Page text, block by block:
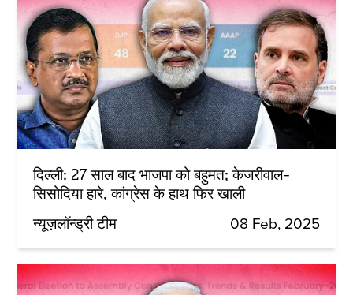
दिल्ली: 27 साल बाद भाजपा को बहुमत; केजरीवाल-
सिसोदिया हारे, कांग्रेस के हाथ फिर खाली
न्यूज़लॉन्ड्री टीम 08 Feb, 2025